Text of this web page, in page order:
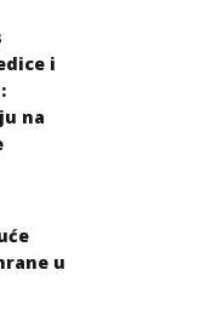
i
na
u